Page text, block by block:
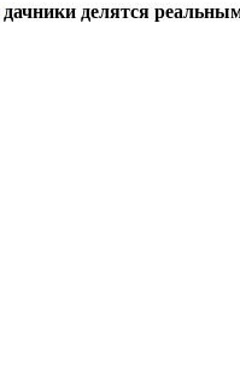
дачники делятся